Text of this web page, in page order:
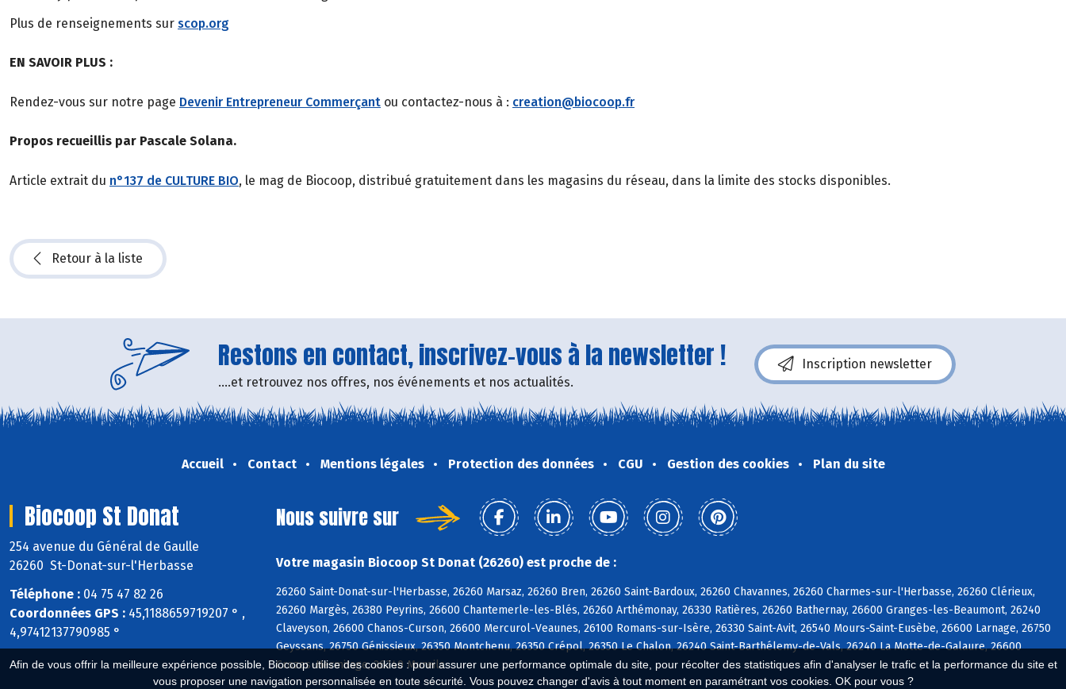
Afin de vous offrir la meilleure expérience possible, Biocoop utilise des cookies : pour assurer une performance optimale du site, pour récolter des statistiques afin d'analyser le trafic et la performance du site et
vous proposer une navigation personnalisée en toute sécurité. Vous pouvez changer d'avis à tout moment en paramétrant vos cookies. OK pour vous ?
Plus de renseignements sur scop.org
EN SAVOIR PLUS :
Rendez-vous sur notre page Devenir Entrepreneur Commerçant ou contactez-nous à : creation@biocoop.fr
Propos recueillis par Pascale Solana.
Article extrait du n°137 de CULTURE BIO, le mag de Biocoop, distribué gratuitement dans les magasins du réseau, dans la limite des stocks disponibles.
Retour à la liste
Restons en contact, inscrivez-vous à la newsletter !
....et retrouvez nos offres, nos événements et nos actualités.
Inscription newsletter
Accueil Contact Mentions légales Protection des données CGU Gestion des cookies Plan du site
Biocoop St Donat
254 avenue du Général de Gaulle
26260 St-Donat-sur-l'Herbasse
Téléphone : 04 75 47 82 26
Coordonnées GPS : 45,1188659719207 ° ,
4,97412137790985 °
Nous suivre sur
Votre magasin Biocoop St Donat (26260) est proche de :
26260 Saint-Donat-sur-l'Herbasse, 26260 Marsaz, 26260 Bren, 26260 Saint-Bardoux, 26260 Chavannes, 26260 Charmes-sur-l'Herbasse, 26260 Clérieux,
26260 Margès, 26380 Peyrins, 26600 Chantemerle-les-Blés, 26260 Arthémonay, 26330 Ratières, 26260 Bathernay, 26600 Granges-les-Beaumont, 26240
Claveyson, 26600 Chanos-Curson, 26600 Mercurol-Veaunes, 26100 Romans-sur-Isère, 26330 Saint-Avit, 26540 Mours-Saint-Eusèbe, 26600 Larnage, 26750
Geyssans, 26750 Génissieux, 26350 Montchenu, 26350 Crépol, 26350 Le Chalon, 26240 Saint-Barthélemy-de-Vals, 26240 La Motte-de-Galaure, 26600
Crozes-Hermitage, 26240 Mureils